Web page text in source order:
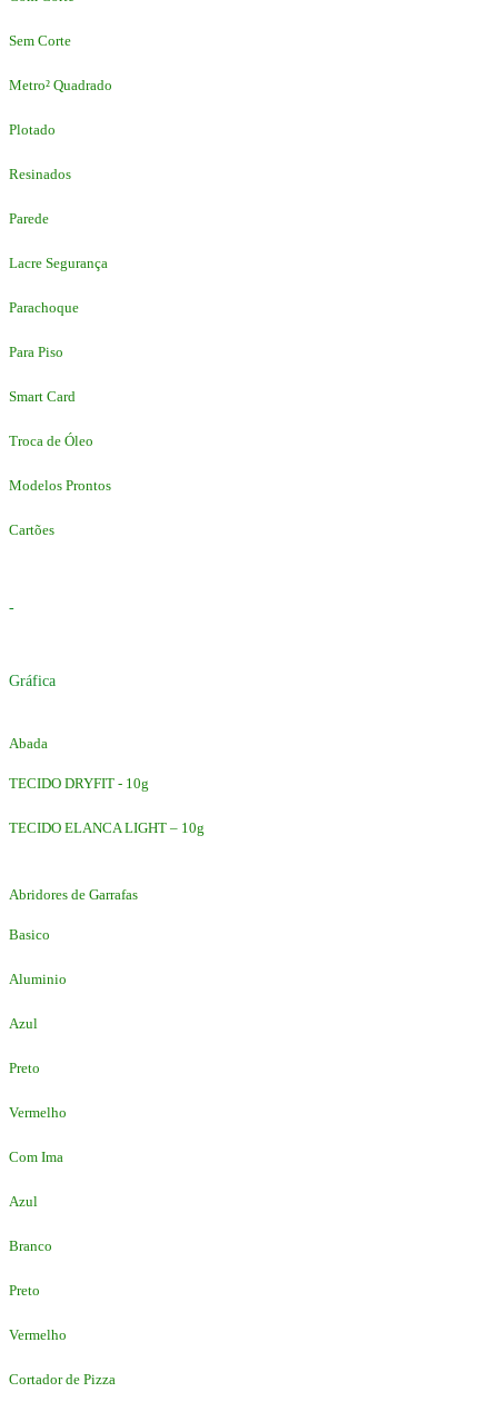
Sem Corte
Metro² Quadrado
Plotado
Resinados
Parede
Lacre Segurança
Parachoque
Para Piso
Smart Card
Troca de Óleo
Modelos Prontos
Cartões
-
Gráfica
Abada
TECIDO DRYFIT - 10g
TECIDO ELANCA LIGHT – 10g
Abridores de Garrafas
Basico
Aluminio
Azul
Preto
Vermelho
Com Ima
Azul
Branco
Preto
Vermelho
Cortador de Pizza